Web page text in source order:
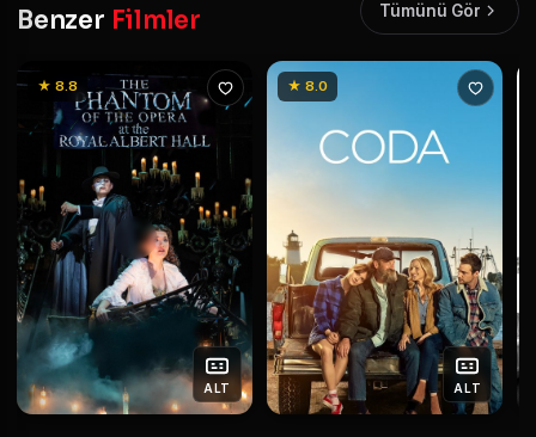
Benzer Filmler Tümünü Gör
★ 8.8
ALT
★ 8.0
ALT